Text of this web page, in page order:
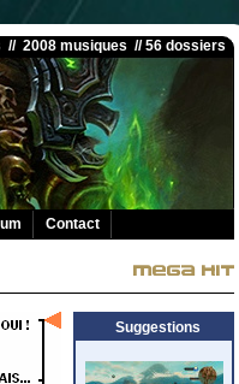
// 2008 musiques // 56 dossiers
Contact
Suggestions